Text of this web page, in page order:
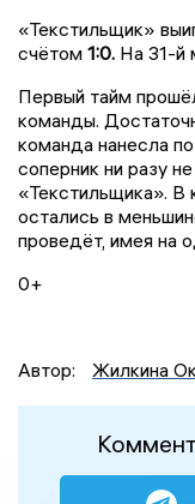
«Текстильщик»
счётом 1:0. На 31-й
Первый тайм
команды.
команда нанесла
соперник ни разу
«Текстильщика». В
остались в
проведёт, имея на
0+
Автор: Жилкина